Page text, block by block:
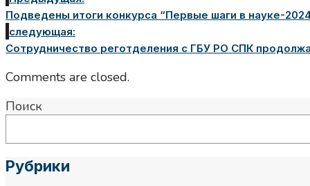
Подведены итоги конкурса “Первые шаги в науке-
следующая:
Сотрудничество реготделения с ГБУ РО СПК
Comments are closed.
Поиск
Рубрики